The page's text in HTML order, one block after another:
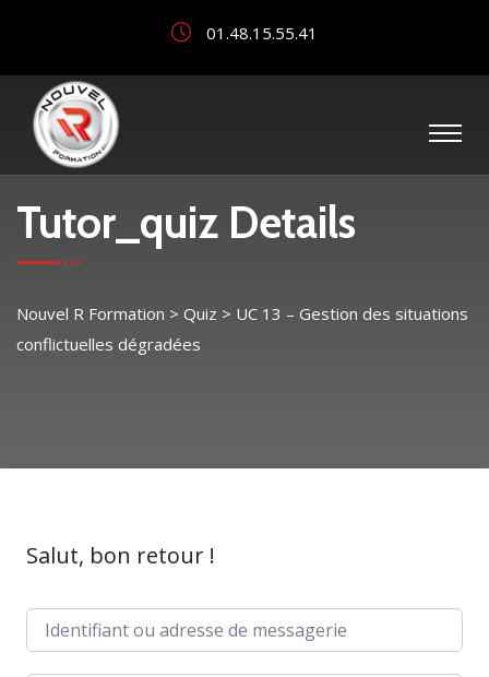
01.48.15.55.41
Tutor_quiz Details
Nouvel R Formation > Quiz > UC 13 – Gestion des situations
conflictuelles dégradées
Salut, bon retour !